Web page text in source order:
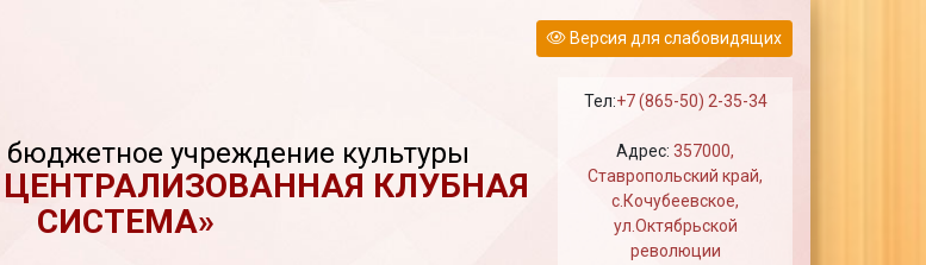
Версия для слабовидящих
учреждение культуры
ЦЕНТРАЛИЗОВАННАЯ КЛУБНАЯ
СИСТЕМА»
Тел:+7 (865-50) 2-35-34
Адрес:357000,
Ставропольский край,
с.Кочубеевское,
ул.Октябрьской
революции